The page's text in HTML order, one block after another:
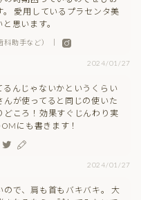
愛用しているプラセンタ美
思います。
科助手など） ｜
2024/01/27
るんじゃないかというくらい
が使ってると同じの使いた
どころ！効果すぐじんわり実
にも書きます！
2024/01/27
で、肩も首もバキバキ。 大